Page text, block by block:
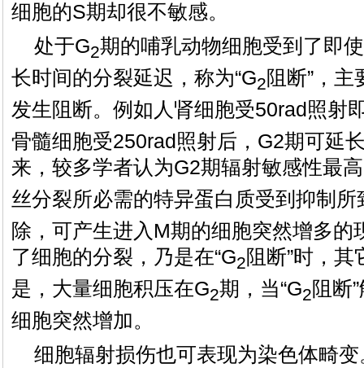
细胞的S期却很不敏感。
处于G2期的哺乳动物细胞受到了即
长时间的分裂延迟，称为“G2 阻断”，主
发生阻断。例如人肾细胞受50rad照射
骨髓细胞受250rad照射后，G2期可延
来，较多学者认为G2期辐射敏感性最
丝分裂所必需的特异蛋白质受到抑制所
除，可产生进入M期的细胞突然增多的
了细胞的分裂，乃是在“G2阻断”时，
是，大量细胞积压在G2期，当“G2阻断
细胞突然增加。
细胞辐射损伤也可表现为染色体畸